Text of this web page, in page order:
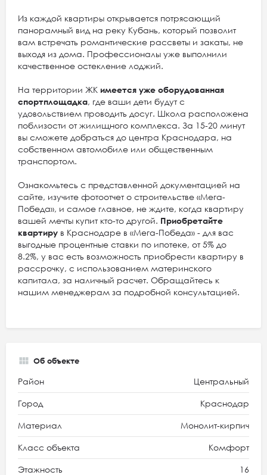
Из каждой квартиры открывается потрясающий
панорамный вид на реку Кубань, который позволит
вам встречать романтические рассветы и закаты, не
выходя из дома. Профессионалы уже выполнили
качественное остекление лоджий.
На территории ЖК имеется уже оборудованная
спортплощадка, где ваши дети будут с
удовольствием проводить досуг. Школа расположена
поблизости от жилищного комплекса. За 15-20 минут
вы сможете добраться до центра Краснодара, на
собственном автомобиле или общественным
транспортом.
Ознакомьтесь с представленной документацией на
сайте, изучите фотоотчет о строительстве «Мега-
Победа», и самое главное, не ждите, когда квартиру
вашей мечты купит кто-то другой. Приобретайте
квартиру в Краснодаре в «Мега-Победа» - для вас
выгодные процентные ставки по ипотеке, от 5% до
8.2%, у вас есть возможность приобрести квартиру в
рассрочку, с использованием материнского
капитала, за наличный расчет. Обращайтесь к
нашим менеджерам за подробной консультацией.
Об объекте
Район Центральный
Город Краснодар
Материал Монолит-кирпич
Класс объекта Комфорт
Этажность 16